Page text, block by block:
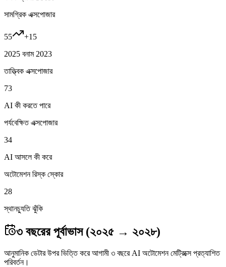
সামগ্রিক এক্সপোজার
55 +15
2025 বনাম 2023
তাত্ত্বিক এক্সপোজার
73
AI কী করতে পারে
পর্যবেক্ষিত এক্সপোজার
34
AI আসলে কী করে
অটোমেশন রিস্ক স্কোর
28
স্থানচ্যুতি ঝুঁকি
৩ বছরের পূর্বাভাস (২০২৫ → ২০২৮)
আনুমানিক ডেটার উপর ভিত্তি করে আগামী ৩ বছরে AI অটোমেশন মেট্রিক্সে প্রত্যাশিত
পরিবর্তন।